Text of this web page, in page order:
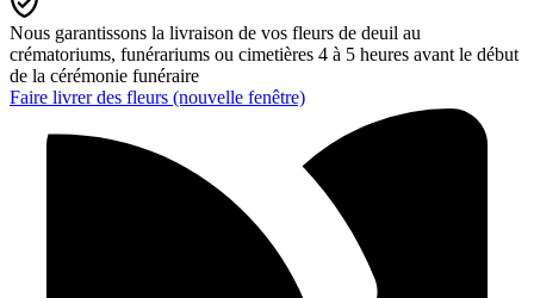
Nous garantissons la livraison de vos fleurs de deuil au
crématoriums, funérariums ou cimetières 4 à 5 heures avant le début
de la cérémonie funéraire
Faire livrer des fleurs (nouvelle fenêtre)